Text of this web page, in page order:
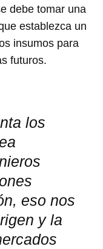
debe tomar una
establezca un
insumos para
futuros.
los
eso nos
y la